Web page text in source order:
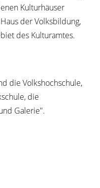
Kulturhäuser
der Volksbildung,
des Kulturamtes.
die Volkshochschule,
die
Galerie".